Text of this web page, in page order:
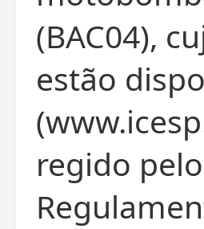
(BAC04),
estão
regido pelo